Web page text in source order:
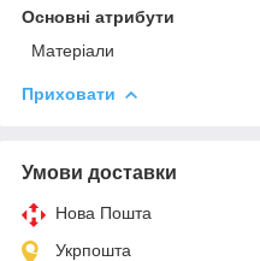
Основні атрибути
Матеріали
Приховати
Умови доставки
Нова Пошта
Укрпошта